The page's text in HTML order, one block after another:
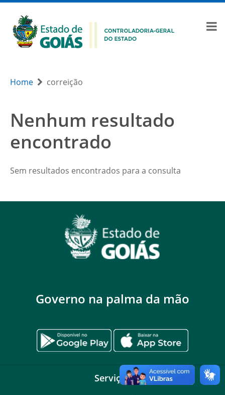
Home correição
Nenhum resultado
encontrado
Sem resultados encontrados para a consulta
Governo na palma da mão
Serviços